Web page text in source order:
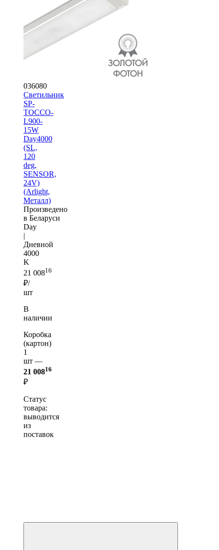
036080
Светильник
SP-
TOCCO-
L900-
15W
Day4000
(SL,
120
deg,
SENSOR,
24V)
(Arlight,
Металл)
Произведено
в Беларуси
Day
|
Дневной
4000
K
21 00816
₽/
шт
В
наличии
Коробка
(картон)
1
шт —
21 00816
₽
Статус
товара:
выводится
из
поставок